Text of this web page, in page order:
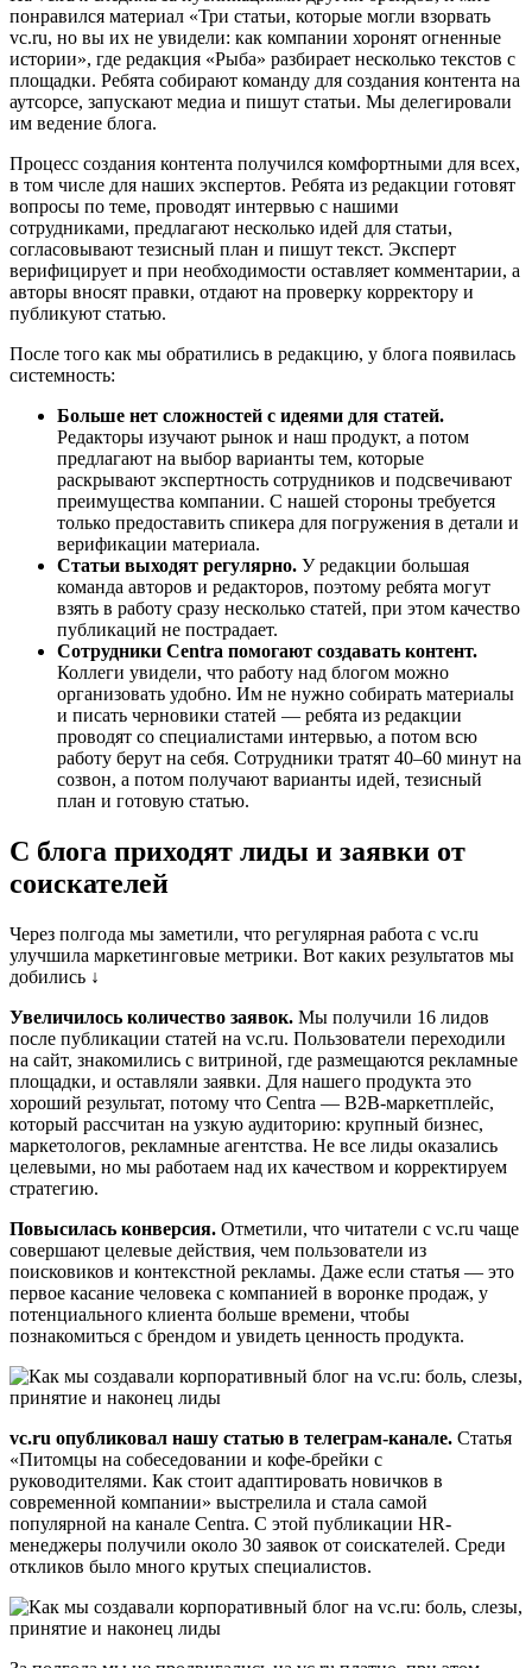
понравился материал «Три статьи, которые могли взорвать
vc.ru, но вы их не увидели: как компании хоронят огненные
истории», где редакция «Рыба» разбирает несколько текстов с
площадки. Ребята собирают команду для создания контента на
аутсорсе, запускают медиа и пишут статьи. Мы делегировали
им ведение блога.
Процесс создания контента получился комфортными для всех,
в том числе для наших экспертов. Ребята из редакции готовят
вопросы по теме, проводят интервью с нашими
сотрудниками, предлагают несколько идей для статьи,
согласовывают тезисный план и пишут текст. Эксперт
верифицирует и при необходимости оставляет комментарии, а
авторы вносят правки, отдают на проверку корректору и
публикуют статью.
После того как мы обратились в редакцию, у блога появилась
системность:
Больше нет сложностей с идеями для статей.
Редакторы изучают рынок и наш продукт, а потом
предлагают на выбор варианты тем, которые
раскрывают экспертность сотрудников и подсвечивают
преимущества компании. С нашей стороны требуется
только предоставить спикера для погружения в детали и
верификации материала.
Статьи выходят регулярно. У редакции большая
команда авторов и редакторов, поэтому ребята могут
взять в работу сразу несколько статей, при этом качество
публикаций не пострадает.
Сотрудники Centra помогают создавать контент.
Коллеги увидели, что работу над блогом можно
организовать удобно. Им не нужно собирать материалы
и писать черновики статей — ребята из редакции
проводят со специалистами интервью, а потом всю
работу берут на себя. Сотрудники тратят 40–60 минут на
созвон, а потом получают варианты идей, тезисный
план и готовую статью.
С блога приходят лиды и заявки от
соискателей
Через полгода мы заметили, что регулярная работа с vc.ru
улучшила маркетинговые метрики. Вот каких результатов мы
добились ↓
Увеличилось количество заявок. Мы получили 16 лидов
после публикации статей на vc.ru. Пользователи переходили
на сайт, знакомились с витриной, где размещаются рекламные
площадки, и оставляли заявки. Для нашего продукта это
хороший результат, потому что Centra — B2B-маркетплейс,
который рассчитан на узкую аудиторию: крупный бизнес,
маркетологов, рекламные агентства. Не все лиды оказались
целевыми, но мы работаем над их качеством и корректируем
стратегию.
Повысилась конверсия. Отметили, что читатели с vc.ru чаще
совершают целевые действия, чем пользователи из
поисковиков и контекстной рекламы. Даже если статья — это
первое касание человека с компанией в воронке продаж, у
потенциального клиента больше времени, чтобы
познакомиться с брендом и увидеть ценность продукта.
vc.ru опубликовал нашу статью в телеграм-канале. Статья
«Питомцы на собеседовании и кофе-брейки с
руководителями. Как стоит адаптировать новичков в
современной компании» выстрелила и стала самой
популярной на канале Centra. С этой публикации HR-
менеджеры получили около 30 заявок от соискателей. Среди
откликов было много крутых специалистов.